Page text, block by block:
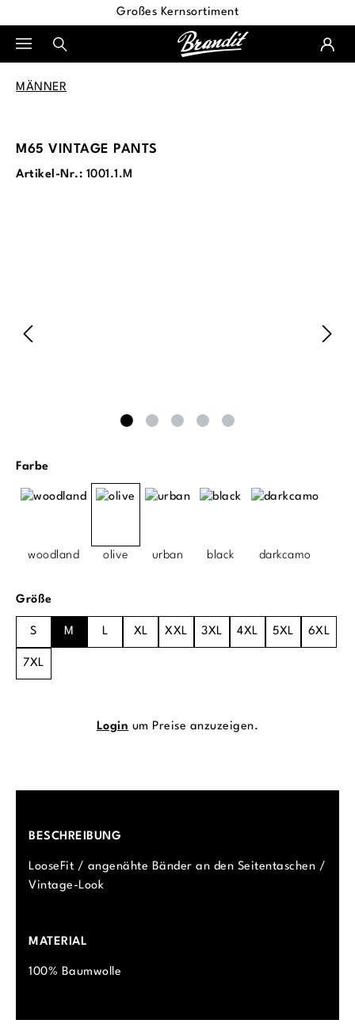
Großes Kernsortiment
MÄNNER
M65 VINTAGE PANTS
Artikel-Nr.: 1001.1.M
Farbeauswählen
woodland olive urban black darkcamo
Größeauswählen
S M L XL XXL 3XL 4XL 5XL 6XL
7XL
Login um Preise anzuzeigen.
BESCHREIBUNG
LooseFit / angenähte Bänder an den Seitentaschen /
Vintage-Look
MATERIAL
100% Baumwolle